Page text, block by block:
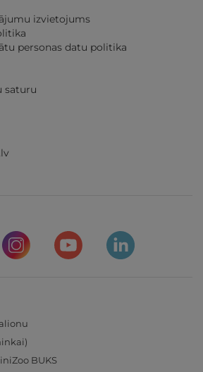
izvietojums
personas datu politika
saturu
BUKS